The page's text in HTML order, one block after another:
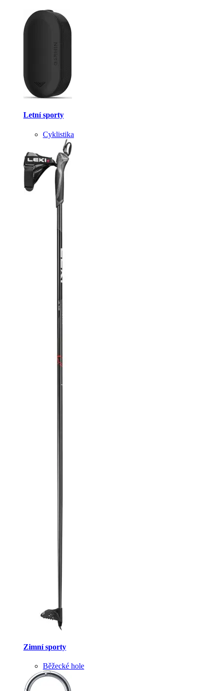
Letní sporty
Cyklistika
Zimní sporty
Běžecké hole